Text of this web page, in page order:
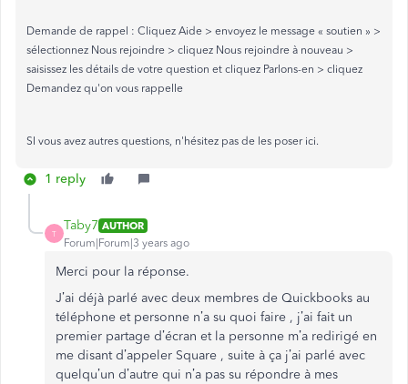
Demande de rappel : Cliquez Aide > envoyez le message « soutien » >
sélectionnez Nous rejoindre > cliquez Nous rejoindre à nouveau >
saisissez les détails de votre question et cliquez Parlons-en > cliquez
Demandez qu'on vous rappelle
SI vous avez autres questions, n'hésitez pas de les poser ici.
1 reply
T
Taby7 AUTHOR
Forum|Forum|3 years ago
Merci pour la réponse.
J’ai déjà parlé avec deux membres de Quickbooks au
téléphone et personne n’a su quoi faire , j’ai fait un
premier partage d’écran et la personne m’a redirigé en
me disant d’appeler Square , suite à ça j’ai parlé avec
quelqu’un d’autre qui n’a pas su répondre à mes